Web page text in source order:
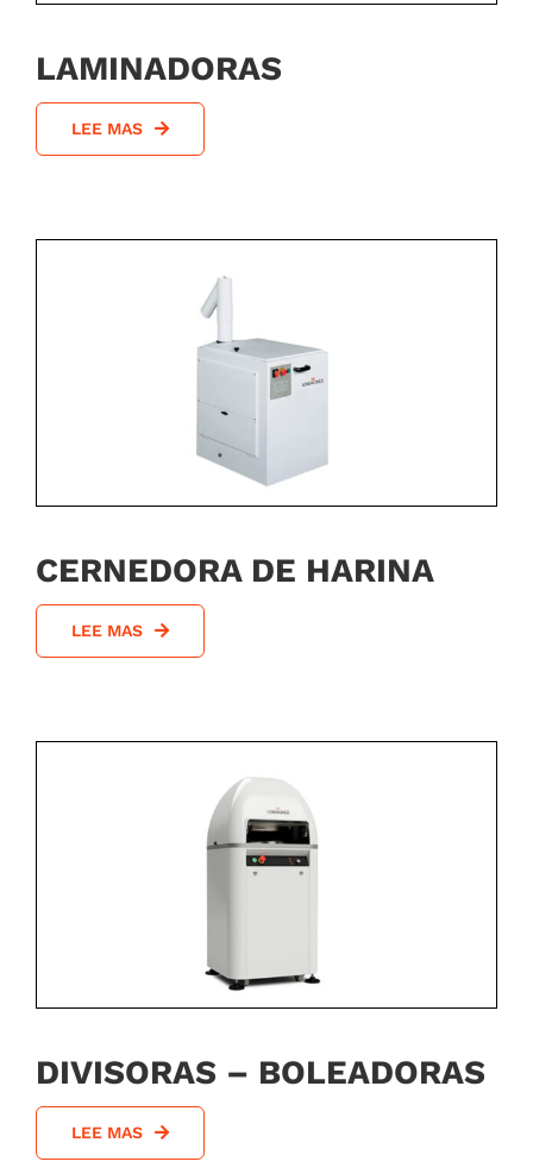
LAMINADORAS
LEE MAS
CERNEDORA DE HARINA
LEE MAS
DIVISORAS – BOLEADORAS
LEE MAS